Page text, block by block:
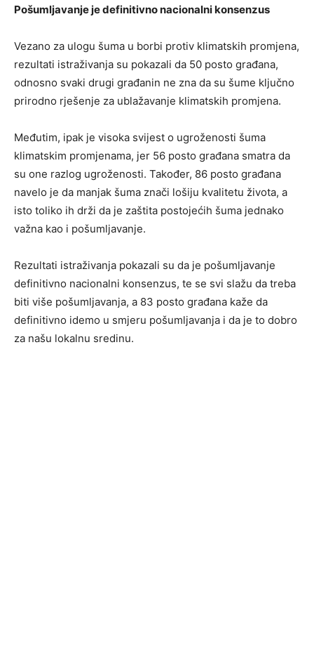
Pošumljavanje je definitivno nacionalni konsenzus
Vezano za ulogu šuma u borbi protiv klimatskih promjena,
rezultati istraživanja su pokazali da 50 posto građana,
odnosno svaki drugi građanin ne zna da su šume ključno
prirodno rješenje za ublažavanje klimatskih promjena.
Međutim, ipak je visoka svijest o ugroženosti šuma
klimatskim promjenama, jer 56 posto građana smatra da
su one razlog ugroženosti. Također, 86 posto građana
navelo je da manjak šuma znači lošiju kvalitetu života, a
isto toliko ih drži da je zaštita postojećih šuma jednako
važna kao i pošumljavanje.
Rezultati istraživanja pokazali su da je pošumljavanje
definitivno nacionalni konsenzus, te se svi slažu da treba
biti više pošumljavanja, a 83 posto građana kaže da
definitivno idemo u smjeru pošumljavanja i da je to dobro
za našu lokalnu sredinu.